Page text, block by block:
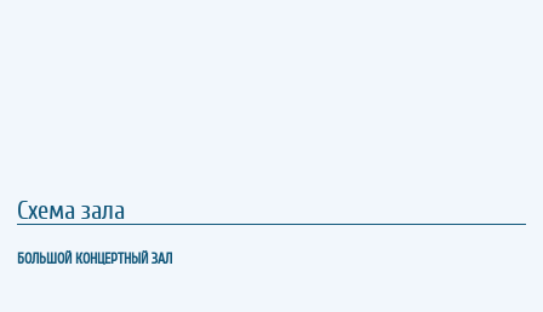
Схема зала
БОЛЬШОЙ КОНЦЕРТНЫЙ ЗАЛ